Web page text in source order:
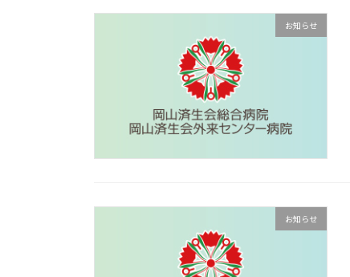
お知らせ
お知らせ